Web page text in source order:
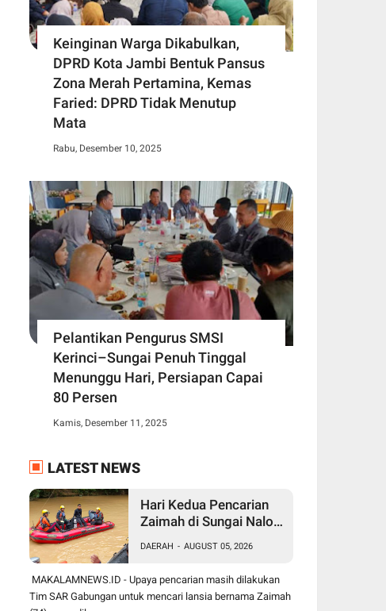
Keinginan Warga Dikabulkan,
DPRD Kota Jambi Bentuk Pansus
Zona Merah Pertamina, Kemas
Faried: DPRD Tidak Menutup
Mata
Rabu, Desember 10, 2025
Pelantikan Pengurus SMSI
Kerinci–Sungai Penuh Tinggal
Menunggu Hari, Persiapan Capai
80 Persen
Kamis, Desember 11, 2025
LATEST NEWS
Hari Kedua Pencarian
Zaimah di Sungai Nalo
Gabungan Perluas Area
Pencarian
DAERAH - AUGUST 05, 2026
MAKALAMNEWS.ID - Upaya pencarian masih dilakukan
Tim SAR Gabungan untuk mencari lansia bernama Zaimah